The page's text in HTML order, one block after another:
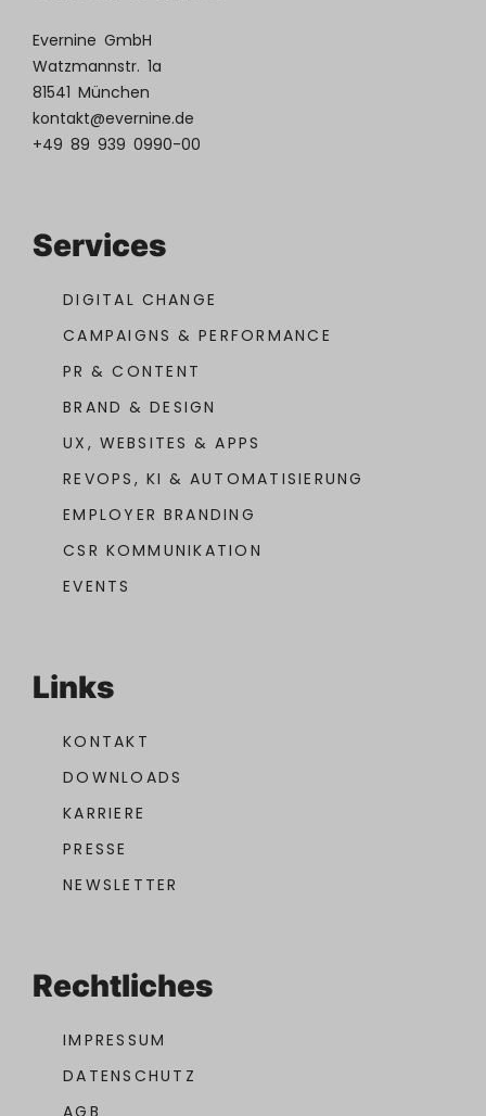
Evernine GmbH
Watzmannstr. 1a
81541 München
kontakt@evernine.de
+49 89 939 0990-00
Services
DIGITAL CHANGE
CAMPAIGNS & PERFORMANCE
PR & CONTENT
BRAND & DESIGN
UX, WEBSITES & APPS
REVOPS, KI & AUTOMATISIERUNG
EMPLOYER BRANDING
CSR KOMMUNIKATION
EVENTS
Links
KONTAKT
DOWNLOADS
KARRIERE
PRESSE
NEWSLETTER
Rechtliches
IMPRESSUM
DATENSCHUTZ
AGB